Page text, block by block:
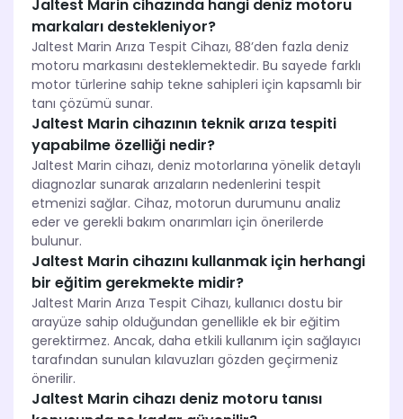
Jaltest Marin cihazında hangi deniz motoru
markaları destekleniyor?
Jaltest Marin Arıza Tespit Cihazı, 88’den fazla deniz
motoru markasını desteklemektedir. Bu sayede farklı
motor türlerine sahip tekne sahipleri için kapsamlı bir
tanı çözümü sunar.
Jaltest Marin cihazının teknik arıza tespiti
yapabilme özelliği nedir?
Jaltest Marin cihazı, deniz motorlarına yönelik detaylı
diagnozlar sunarak arızaların nedenlerini tespit
etmenizi sağlar. Cihaz, motorun durumunu analiz
eder ve gerekli bakım onarımları için önerilerde
bulunur.
Jaltest Marin cihazını kullanmak için herhangi
bir eğitim gerekmekte midir?
Jaltest Marin Arıza Tespit Cihazı, kullanıcı dostu bir
arayüze sahip olduğundan genellikle ek bir eğitim
gerektirmez. Ancak, daha etkili kullanım için sağlayıcı
tarafından sunulan kılavuzları gözden geçirmeniz
önerilir.
Jaltest Marin cihazı deniz motoru tanısı